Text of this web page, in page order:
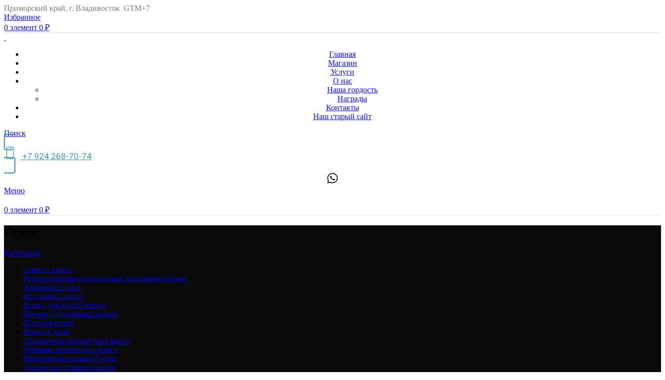
Приморский край, г. Владивосток GTM+7
Избранное
0 элемент 0 ₽
Главная
Магазин
Услуги
О нас
Наша гордость
Награды
Контакты
Наш старый сайт
Поиск
+7 924 268-70-74
Меню
0 элемент 0 ₽
Категории
Анонс1 книга
Губернаторская издательская программа15 книг
Альбомы12 книг
История22 книги
Книга для детей2 книги
Научно-популярная2 книги
Поэзия4 книги
Проза16 книг
Справочная литература2 книги
Учебная литература1 книга
Юбилейные издания7 книг
Архивные издания2 книги